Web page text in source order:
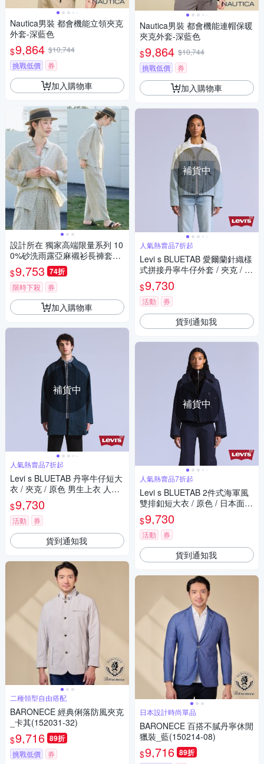
Nautica男裝 都會機能立領夾克
外套-深藍色
$9,864 $10,744
挑戰低價
券
加入購物車
設計所在 獨家高端限量系列 10
0%砂洗雨露亞麻襯衫長褲套裝
(S-L可選) SL2601108~9
$9,753 74折
限時下殺 券
加入購物車
補貨中
人氣熱賣品7折起
Levi s BLUETAB 丹寧牛仔短大
衣 / 夾克 / 原色 男生上衣 人氣
新品
$9,730
活動 券
貨到通知我
二種領型自由搭配
BARONECE 經典俐落防風夾克
_卡其(152031-32)
$9,716 89折
挑戰低價 券
Nautica男裝 都會機能連帽保暖
夾克外套-深藍色
$9,864 $10,744
挑戰低價
券
加入購物車
補貨中
人氣熱賣品7折起
Levi s BLUETAB 愛爾蘭針織樣
式拼接丹寧牛仔外套 / 夾克 / 日
本面料 女生上衣 人氣新品人氣
新品 變成 熱賣單品
$9,730
活動 券
貨到通知我
補貨中
人氣熱賣品7折起
Levi s BLUETAB 2件式海軍風
雙排釦短大衣 / 原色 / 日本面料
女生上衣 人氣新品人氣新品 變
成 熱賣單品
$9,730
活動 券
貨到通知我
日本設計時尚單品
BARONECE 百搭不膩丹寧休閒
獵裝_藍(150214-08)
$9,716 89折